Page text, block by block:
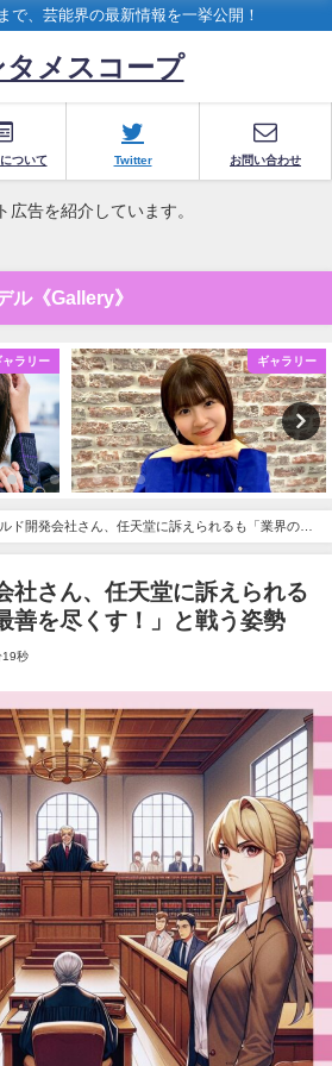
で、芸能界の最新情報を一挙公開！
タメスコープ
ついて Twitter お問い合わせ
広告を紹介しています。
ル《Gallery》
ャラリー ギャラリー
ド開発会社さん、任天堂に訴えられるも「業界のた
社さん、任天堂に訴えられる
善を尽くす！」と戦う姿勢
19秒